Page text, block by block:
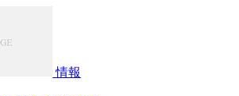
情報